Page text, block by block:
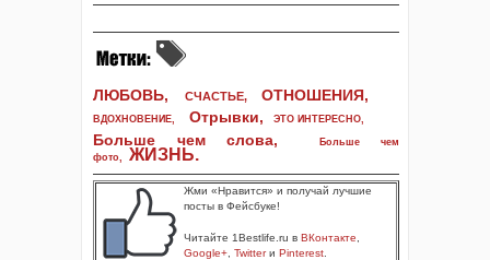
ЛЮБОВЬ, СЧАСТЬЕ, ОТНОШЕНИЯ,
ВДОХНОВЕНИЕ, Отрывки, ЭТО ИНТЕРЕСНО,
Больше чем слова,
Больше чем
фото, ЖИЗНЬ.
Жми «Нравится» и получай лучшие
посты в Фейсбуке!
Читайте 1Bestlife.ru в ВКонтакте
Google+ Twitterи Pinterest